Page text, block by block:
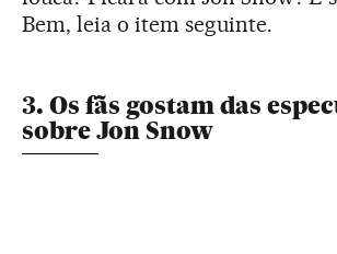
Bem, leia o item seguinte.
3. Os fãs gostam das
sobre Jon Snow